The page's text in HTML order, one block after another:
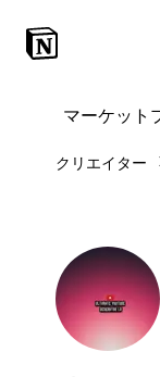
マーケット
クリエイター